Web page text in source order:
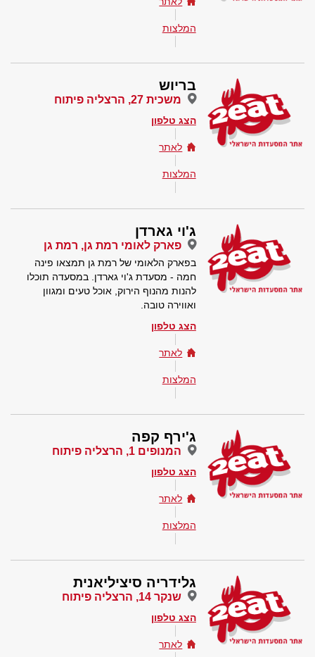
המלצות
בריוש
משכית 27, הרצליה פיתוח
הצג טלפון
לאתר
המלצות
ג'וי גארדן
פארק לאומי רמת גן, רמת גן
בפארק הלאומי של רמת גן תמצאו פינה
חמה - מסעדת ג'וי גארדן. במסעדה תוכלו
להנות מהנוף הירוק, אוכל טעים ומגוון
ואווירה טובה.
הצג טלפון
לאתר
המלצות
ג'ירף קפה
המנופים 1, הרצליה פיתוח
הצג טלפון
לאתר
המלצות
גלידריה סיציליאנית
שנקר 14, הרצליה פיתוח
הצג טלפון
לאתר